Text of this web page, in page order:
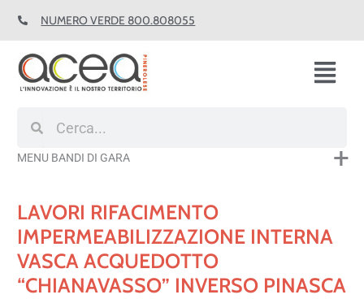
NUMERO VERDE 800.808055
MENU BANDI DI GARA
LAVORI RIFACIMENTO
IMPERMEABILIZZAZIONE INTERNA
VASCA ACQUEDOTTO
“CHIANAVASSO” INVERSO PINASCA